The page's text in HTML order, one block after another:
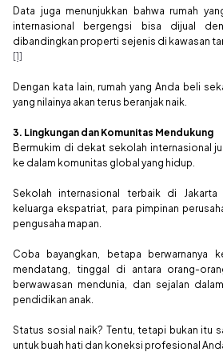
Data juga menunjukkan bahwa rumah
internasional bergengsi bisa dijual
dibandingkan properti sejenis di kawasan
[1]
Dengan kata lain, rumah yang Anda beli
yang nilainya akan terus beranjak naik.
3. Lingkungan dan Komunitas Mendukung
Bermukim di dekat sekolah internasional
ke dalam komunitas global yang hidup.
Sekolah internasional terbaik di Jakarta
keluarga ekspatriat, para pimpinan
pengusaha mapan.
Coba bayangkan, betapa berwarnanya
mendatang, tinggal di antara orang-
berwawasan mendunia, dan sejalan
pendidikan anak.
Status sosial naik? Tentu, tetapi bukan itu
untuk buah hati dan koneksi profesional